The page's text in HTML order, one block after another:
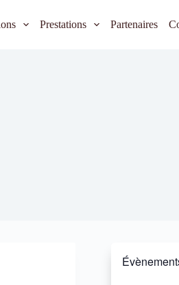
Prestations Partenaires